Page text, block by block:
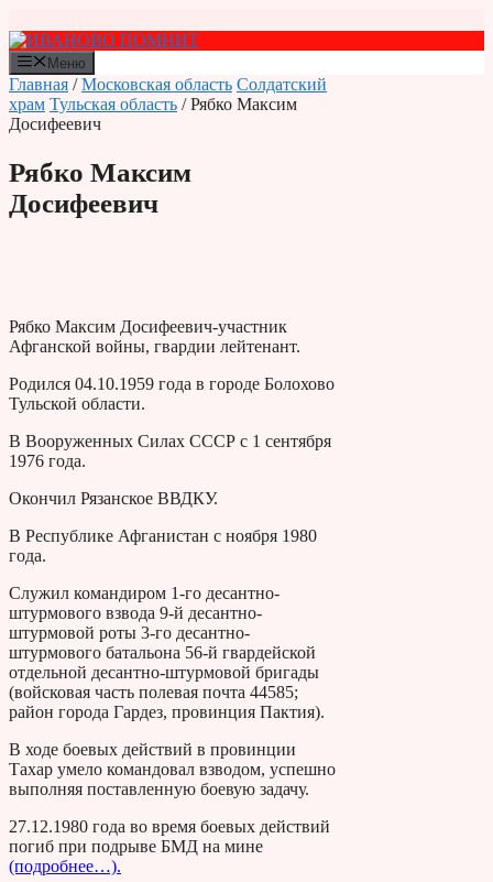
к
содержимому
Меню
Главная /Московская область Солдатский
храм Тульская область / Рябко Максим
Досифеевич
Рябко Максим
Досифеевич
Рябко Максим Досифеевич-участник
Афганской войны, гвардии лейтенант.
Родился 04.10.1959 года в городе Болохово
Тульской области.
В Вооруженных Силах СССР с 1 сентября
1976 года.
Окончил Рязанское ВВДКУ.
В Республике Афганистан с ноября 1980
года.
Служил командиром 1-го десантно-
штурмового взвода 9-й десантно-
штурмовой роты 3-го десантно-
штурмового батальона 56-й гвардейской
отдельной десантно-штурмовой бригады
(войсковая часть полевая почта 44585;
район города Гардез, провинция Пактия).
В ходе боевых действий в провинции
Тахар умело командовал взводом, успешно
выполняя поставленную боевую задачу.
27.12.1980 года во время боевых действий
погиб при подрыве БМД на мине
(подробнее…).